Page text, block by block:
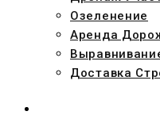
Озеленение
Аренда
Доставка